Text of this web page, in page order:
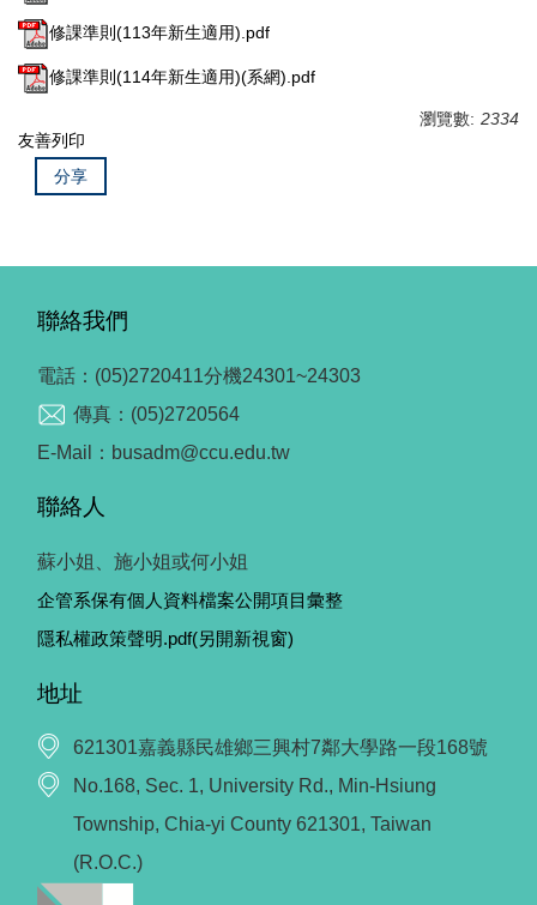
修課準則(113年新生適用).pdf
修課準則(114年新生適用)(系網).pdf
瀏覽數: 2334
友善列印
分享
聯絡我們
電話：(05)2720411分機24301~24303
傳真：(05)2720564
E-Mail：busadm@ccu.edu.tw
聯絡人
蘇小姐、施小姐或何小姐
企管系保有個人資料檔案公開項目彙整
隱私權政策聲明.pdf(另開新視窗)
地址
621301嘉義縣民雄鄉三興村7鄰大學路一段168號
No.168, Sec. 1, University Rd., Min-Hsiung
Township, Chia-yi County 621301, Taiwan
(R.O.C.)